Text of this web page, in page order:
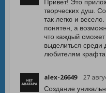
Привет! Это
творческих душ.
так легко и
понятен, а
что каждый сможет
выделиться среди
любителям
alex-26649 27
Создание